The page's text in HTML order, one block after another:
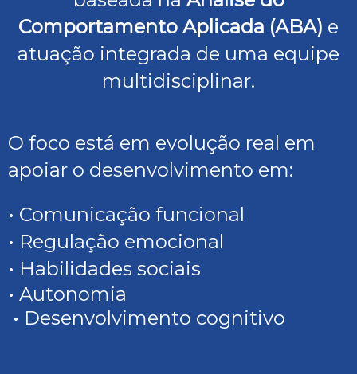
Comportamento Aplicada (ABA) e
atuação integrada de uma equipe
multidisciplinar.
O foco está em evolução real em
apoiar o desenvolvimento em:
• Comunicação funcional
• Regulação emocional
• Habilidades sociais
• Autonomia
• Desenvolvimento cognitivo